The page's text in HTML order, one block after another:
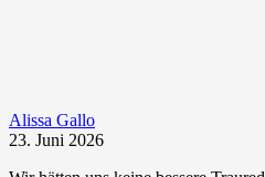
Alissa Gallo
23. Juni 2026